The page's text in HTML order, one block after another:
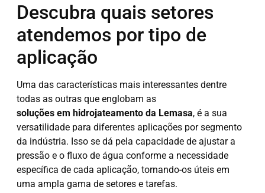
Descubra quais setores
atendemos por tipo de
aplicação
Uma das características mais interessantes dentre
todas as outras que englobam as
soluções em hidrojateamento da Lemasa, é a sua
versatilidade para diferentes aplicações por segmento
da indústria. Isso se dá pela capacidade de ajustar a
pressão e o fluxo de água conforme a necessidade
específica de cada aplicação, tornando-os úteis em
uma ampla gama de setores e tarefas.